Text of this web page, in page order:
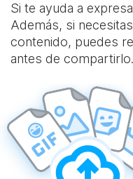
Si te ayuda a
Además, si
contenido, puedes
antes de compartirlo.